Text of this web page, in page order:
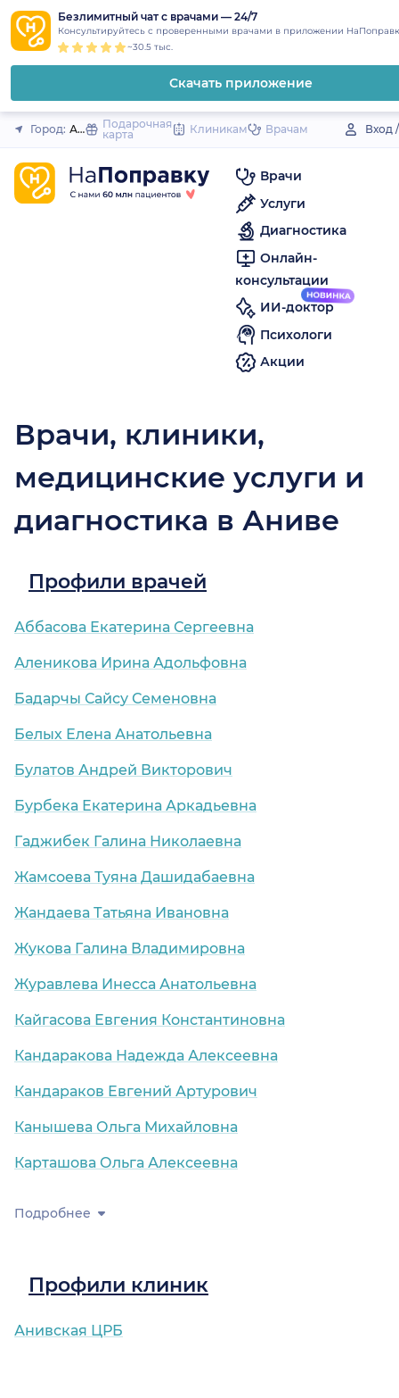
to
content
Безлимитный чат с врачами — 24/7
Консультируйтесь с проверенными врачами в приложении
~30.5 тыс.
Скачать приложение
Закрыть
Город: АниваПодарочная
карта
Клиникам Врачам Вход
Врачи
Услуги
Диагностика
Онлайн-
консультации
ИИ-доктор
Психологи
Акции
Врачи, клиники,
медицинские услуги и
диагностика в Аниве
Профили врачей
Аббасова Екатерина Сергеевна
Аленикова Ирина Адольфовна
Бадарчы Сайсу Семеновна
Белых Елена Анатольевна
Булатов Андрей Викторович
Бурбека Екатерина Аркадьевна
Гаджибек Галина Николаевна
Жамсоева Туяна Дашидабаевна
Жандаева Татьяна Ивановна
Жукова Галина Владимировна
Журавлева Инесса Анатольевна
Кайгасова Евгения Константиновна
Кандаракова Надежда Алексеевна
Кандараков Евгений Артурович
Канышева Ольга Михайловна
Карташова Ольга Алексеевна
Подробнее
Профили клиник
Анивская ЦРБ